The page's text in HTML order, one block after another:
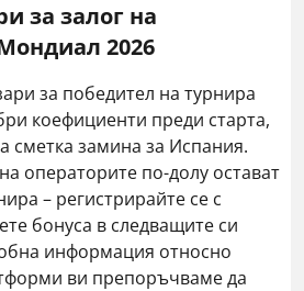
за залог на
2026
за победител на турнира
коефициенти преди старта,
сметка замина за Испания.
операторите по-долу остават
– регистрирайте се с
бонуса в следващите си
информация относно
ви препоръчваме да